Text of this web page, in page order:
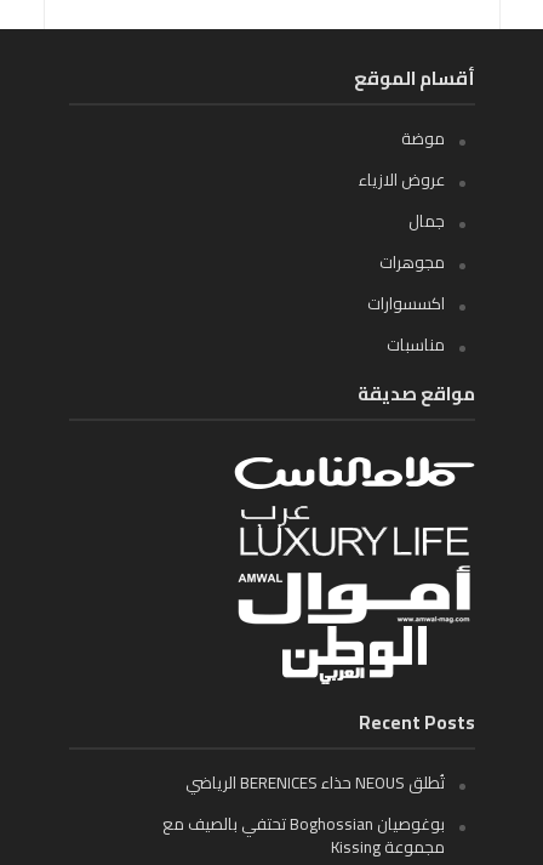
أقسام الموقع
موضة
عروض الازياء
جمال
مجوهرات
اكسسوارات
مناسبات
مواقع صديقة
Recent Posts
تُطلق NEOUS حذاء BERENICES الرياضي
بوغوصيان Boghossian تحتفي بالصيف مع
مجموعة Kissing